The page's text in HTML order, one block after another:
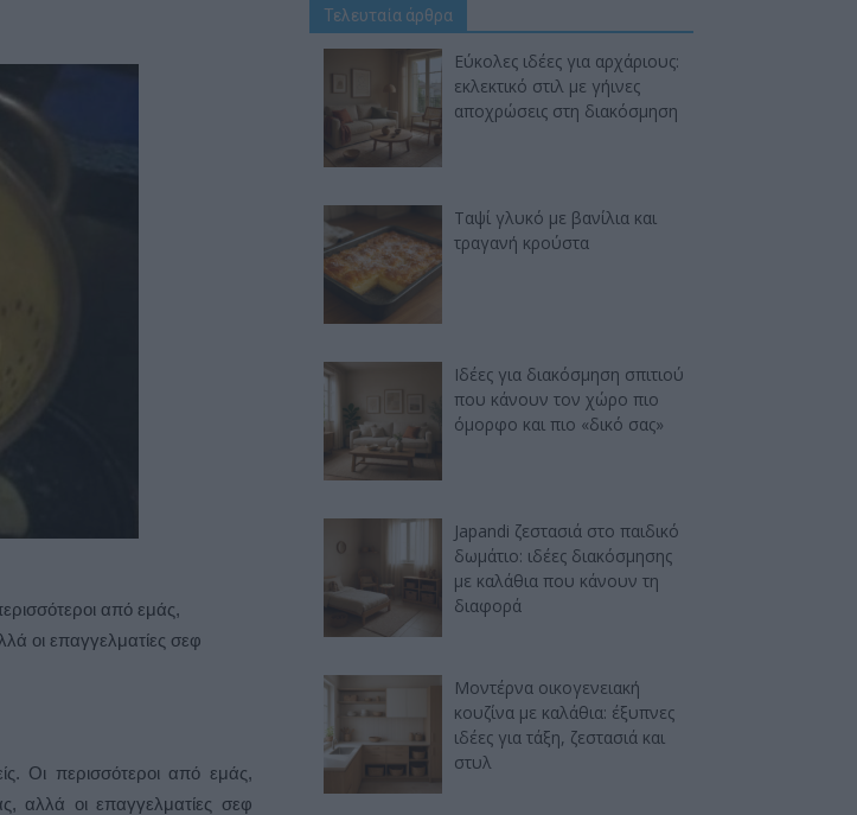
από εμάς,
οι επαγγελματίες σεφ
Οι περισσότεροι από εμάς,
αλλά οι επαγγελματίες σεφ
Τελευταία άρθρα
Εύκολες ιδέες για αρχάριους:
εκλεκτικό στιλ με γήινες
αποχρώσεις στη διακόσμηση
Ταψί γλυκό με βανίλια και
τραγανή κρούστα
Ιδέες για διακόσμηση σπιτιού
που κάνουν τον χώρο πιο
όμορφο και πιο «δικό σας»
Japandi ζεστασιά στο παιδικό
δωμάτιο: ιδέες διακόσμησης
με καλάθια που κάνουν τη
διαφορά
Μοντέρνα οικογενειακή
κουζίνα με καλάθια: έξυπνες
ιδέες για τάξη, ζεστασιά και
στυλ